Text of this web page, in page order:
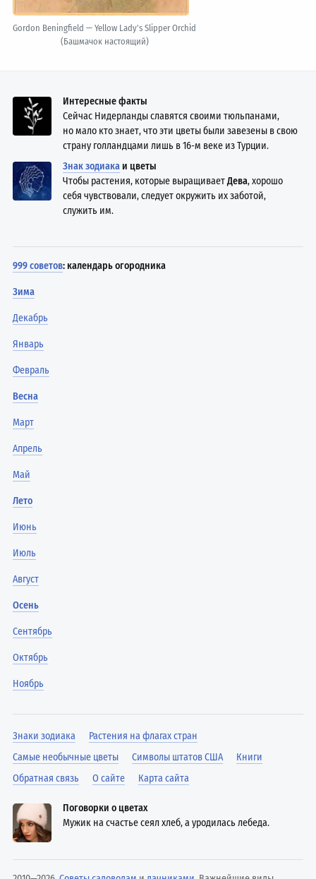
Gordon Beningfield — Yellow Lady's Slipper Orchid
(Башмачок настоящий)
Интересные факты
Сейчас Нидерланды славятся своими тюльпанами,
но мало кто знает, что эти цветы были завезены в свою
страну голландцами лишь в 16-м веке из Турции.
Знак зодиака и цветы
Чтобы растения, которые выращиваетДева, хорошо
себя чувствовали, следует окружить их заботой,
служить им.
999 советов: календарь огородника
Зима
Декабрь
Январь
Февраль
Весна
Март
Апрель
Май
Лето
Июнь
Июль
Август
Осень
Сентябрь
Октябрь
Ноябрь
Знаки зодиака
Растения на флагах стран
Самые необычные цветы
Символы штатов США
Книги
Обратная связь
О сайте Карта сайта
Поговорки о цветах
Мужик на счастье сеял хлеб, а уродилась лебеда.